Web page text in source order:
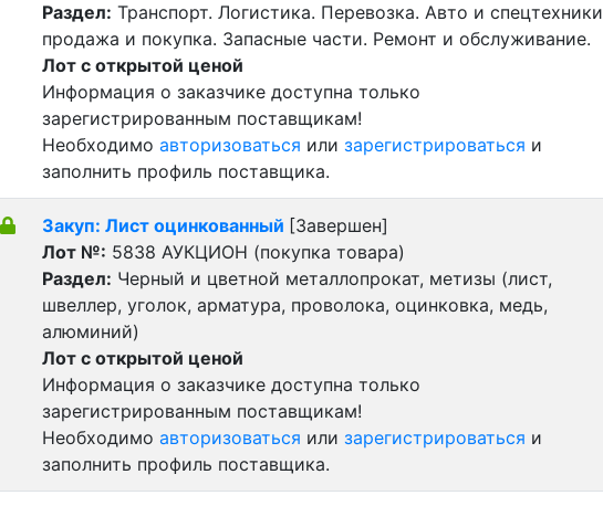
Раздел: Транспорт. Логистика. Перевозка. Авто и спецтехники
продажа и покупка. Запасные части. Ремонт и обслуживание.
Лот с открытой ценой
Информация о заказчике доступна только
зарегистрированным поставщикам!
Необходимо авторизоваться или зарегистрироваться и
заполнить профиль поставщика.
Закуп: Лист оцинкованный [Завершен]
Лот №: 5838 АУКЦИОН (покупка товара)
Раздел: Черный и цветной металлопрокат, метизы (лист,
швеллер, уголок, арматура, проволока, оцинковка, медь,
алюминий)
Лот с открытой ценой
Информация о заказчике доступна только
зарегистрированным поставщикам!
Необходимо авторизоваться или зарегистрироваться и
заполнить профиль поставщика.